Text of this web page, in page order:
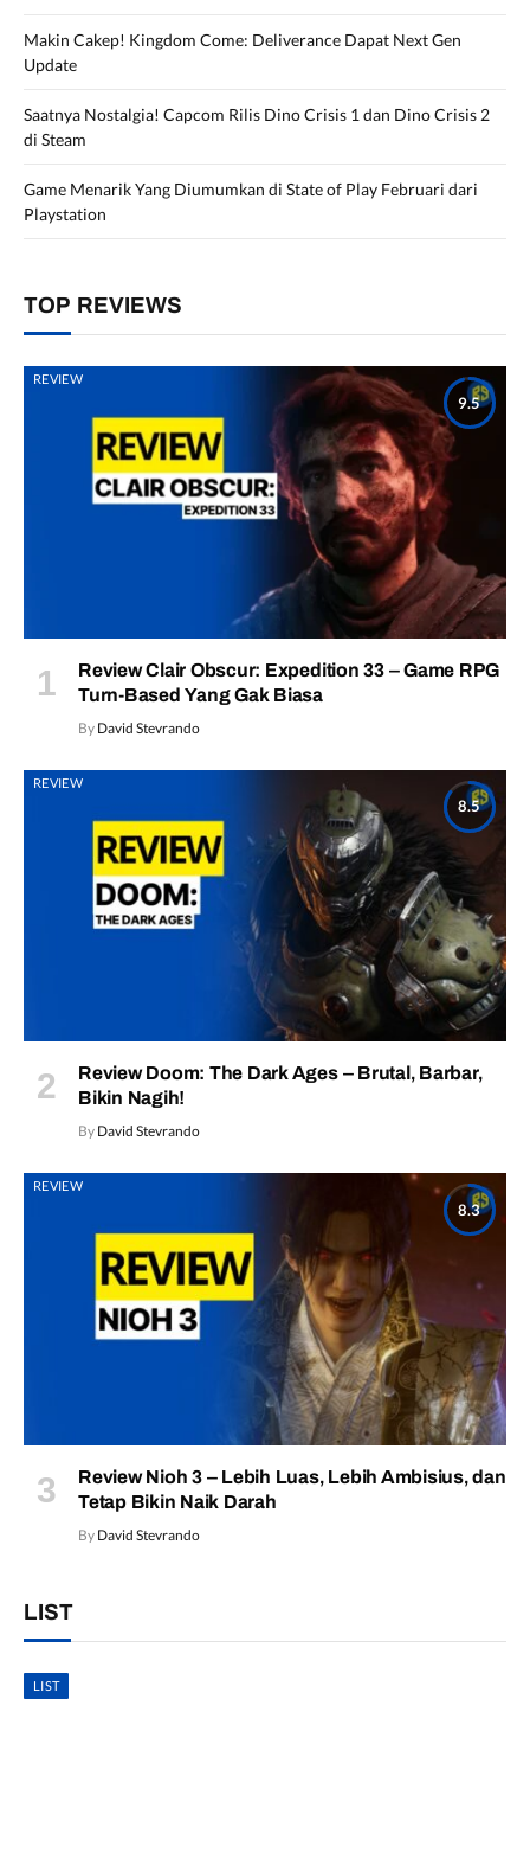
Makin Cakep! Kingdom Come: Deliverance Dapat Next Gen
Update
Saatnya Nostalgia! Capcom Rilis Dino Crisis 1 dan Dino Crisis 2
di Steam
Game Menarik Yang Diumumkan di State of Play Februari dari
Playstation
TOP REVIEWS
9.5
REVIEW
Review Clair Obscur: Expedition 33 – Game RPG
Turn-Based Yang Gak Biasa
By David Stevrando
8.5
REVIEW
Review Doom: The Dark Ages – Brutal, Barbar,
Bikin Nagih!
By David Stevrando
8.3
REVIEW
Review Nioh 3 – Lebih Luas, Lebih Ambisius, dan
Tetap Bikin Naik Darah
By David Stevrando
LIST
LIST